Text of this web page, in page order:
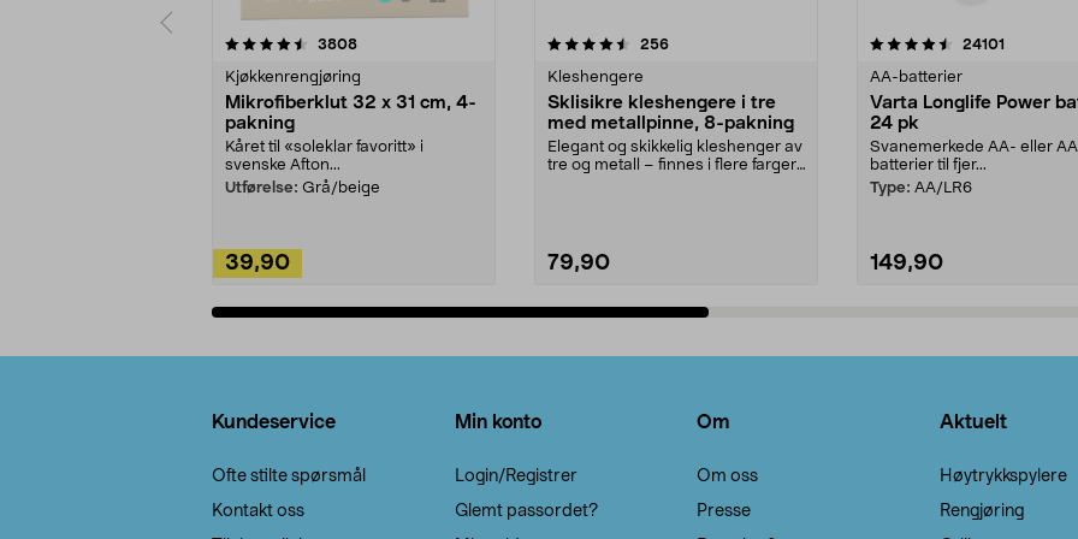
3808anmeldelser
Kjøkkenrengjøring
Mikrofiberklut 32 x 31 cm, 4-
pakning
Kåret til «soleklar favoritt» i
svenske Afton...
Utførelse: Grå/beige
39,90
4.5av 5 stjerner 256anmeldelser
Kleshengere
Sklisikre kleshengere i tre
med metallpinne, 8-pakning
Elegant og skikkelig kleshenger av
tre og metall – finnes i flere farger.
79,90
4.5av 5 stjerner 24101
AA-batterier
Varta Longlife Power
24 pk
Svanemerkede AA- eller
batterier til fjer...
Type: AA/LR6
149,90
4.5av 5 stjerner
Kundeservice
Ofte stilte spørsmål
Kontakt oss
Min konto
Login/Registrer
Glemt passordet?
Om
Om oss
Presse
Aktuelt
Høytrykkspylere
Rengjøring